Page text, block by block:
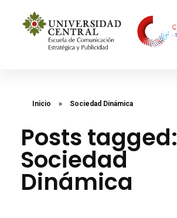
Inicio » Sociedad Dinámica
Posts tagged:
Sociedad
Dinámica